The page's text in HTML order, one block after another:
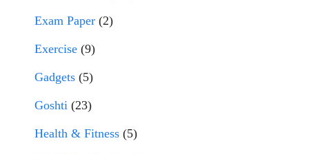
Exam Paper (2)
Exercise (9)
Gadgets (5)
Goshti (23)
Health & Fitness (5)